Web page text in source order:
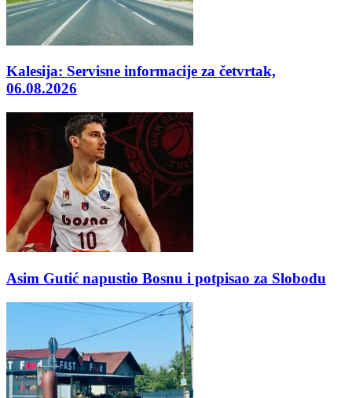
Kalesija: Servisne informacije za četvrtak,
06.08.2026
Asim Gutić napustio Bosnu i potpisao za Slobodu